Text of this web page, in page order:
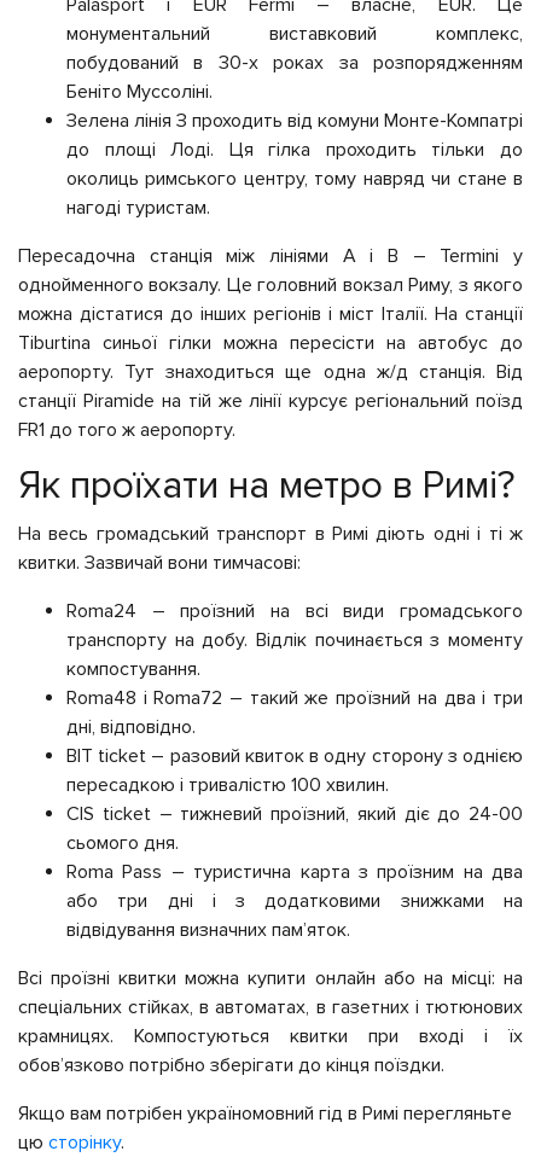
Palasport і EUR Fermi – власне, EUR. Це
монументальний виставковий комплекс,
побудований в 30-х роках за розпорядженням
Беніто Муссоліні.
Зелена лінія З проходить від комуни Монте-Компатрі
до площі Лоді. Ця гілка проходить тільки до
околиць римського центру, тому навряд чи стане в
нагоді туристам.
Пересадочна станція між лініями А і В – Termini у
однойменного вокзалу. Це головний вокзал Риму, з якого
можна дістатися до інших регіонів і міст Італії. На станції
Tiburtina синьої гілки можна пересісти на автобус до
аеропорту. Тут знаходиться ще одна ж/д станція. Від
станції Piramide на тій же лінії курсує регіональний поїзд
FR1 до того ж аеропорту.
Як проїхати на метро в Римі?
На весь громадський транспорт в Римі діють одні і ті ж
квитки. Зазвичай вони тимчасові:
Roma24 – проїзний на всі види громадського
транспорту на добу. Відлік починається з моменту
компостування.
Roma48 і Roma72 – такий же проїзний на два і три
дні, відповідно.
BIT ticket – разовий квиток в одну сторону з однією
пересадкою і тривалістю 100 хвилин.
CIS ticket – тижневий проїзний, який діє до 24-00
сьомого дня.
Roma Pass – туристична карта з проїзним на два
або три дні і з додатковими знижками на
відвідування визначних пам’яток.
Всі проїзні квитки можна купити онлайн або на місці: на
спеціальних стійках, в автоматах, в газетних і тютюнових
крамницях. Компостуються квитки при вході і їх
обов’язково потрібно зберігати до кінця поїздки.
Якщо вам потрібен україномовний гід в Римі перегляньте
цю сторінку.